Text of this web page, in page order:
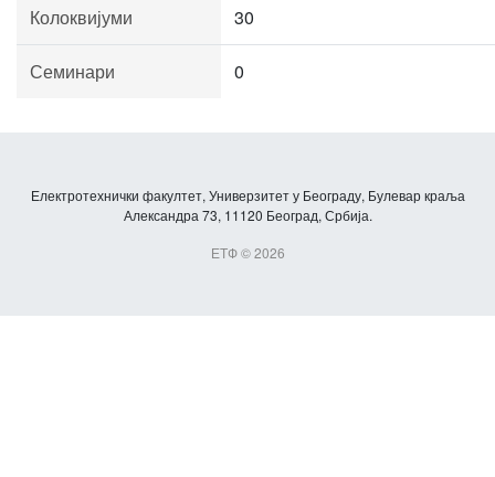
Колоквијуми 30
Семинари 0
Електротехнички факултет, Универзитет у Београду, Булевар краља
Александра 73, 11120 Београд, Србија.
ЕТФ © 2026